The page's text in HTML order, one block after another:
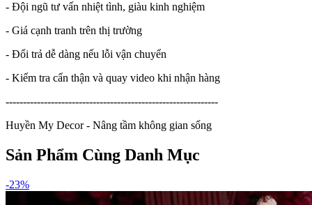
- Đội ngũ tư vấn nhiệt tình, giàu kinh nghiệm
- Giá cạnh tranh trên thị trường
- Đổi trả dễ dàng nếu lỗi vận chuyển
- Kiểm tra cẩn thận và quay video khi nhận hàng
-------------------------------------------------------------
Huyền My Decor - Nâng tầm không gian sống
Sản Phẩm Cùng Danh Mục
-23%